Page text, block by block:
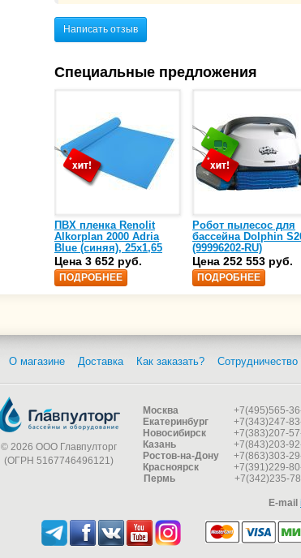
Написать отзыв
Специальные предложения
ПВХ пленка Renolit
Alkorplan 2000 Adria
Blue (синяя), 25х1,65
(35216203)
Цена 3 652 руб.
ПОДРОБНЕЕ
Робот пылесос для
бассейна Dolphin
(99996202-RU)
Цена 252 553 руб.
ПОДРОБНЕЕ
О магазине Доставка Как заказать? Сотрудничество
© 2026 ООО Главпулторг
(ОГРН 5167746496121)
Москва +7(495)565-
Екатеринбург
+7(343)247-
Новосибирск
+7(383)207-
Казань
+7(843)203-
Ростов-на-Дону
+7(863)303-
Красноярск
+7(391)229-
Пермь
+7(342)235-
E-mail